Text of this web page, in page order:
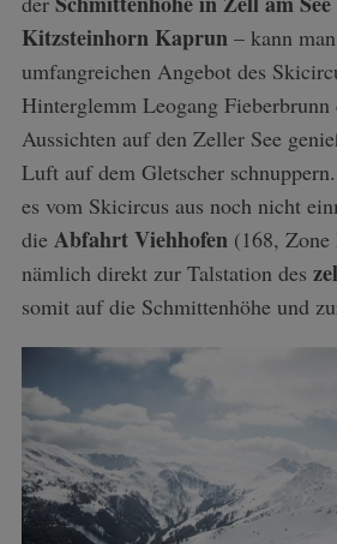
Kitzsteinhorn Kaprun – kann
umfangreichen Angebot des
Hinterglemm Leogang Fieberbrunn
Aussichten auf den Zeller See
Luft auf dem Gletscher
es vom Skicircus aus noch nicht
die Abfahrt Viehhofen (168,
nämlich direkt zur Talstation des
somit auf die Schmittenhöhe und